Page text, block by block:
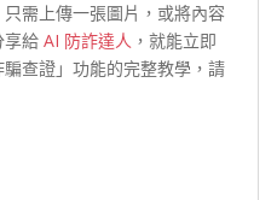
需上傳一張圖片，或將內容
享給 AI 防詐達人 ，就能立即
查證」功能的完整教學，請